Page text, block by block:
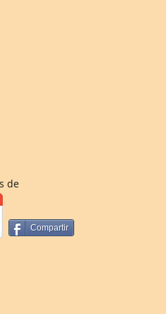
de
Compartir